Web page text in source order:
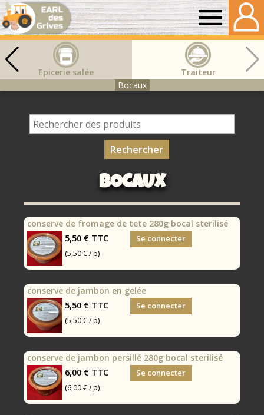
Earl
des
grives
Epicerie salée
Traiteur
Bocaux
BOCAUX
conserve de fromage de tete 280g bocal sterilisé
5,50 € TTC
(5,50 € / p)
Se connecter
conserve de jambon en gelée
5,50 € TTC
(5,50 € / p)
Se connecter
conserve de jambon persillé 280g bocal sterilisé
6,00 € TTC
(6,00 € / p)
Se connecter